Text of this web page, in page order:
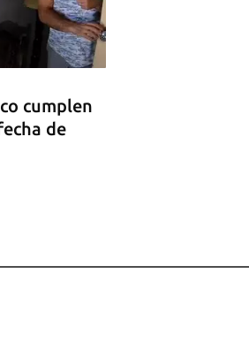
cumplen
de